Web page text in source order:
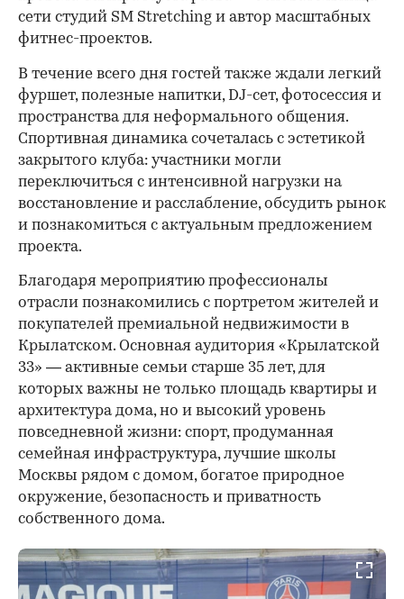
сети студий SM Stretching и автор масштабных
фитнес-проектов.
В течение всего дня гостей также ждали легкий
фуршет, полезные напитки, DJ-сет, фотосессия и
пространства для неформального общения.
Спортивная динамика сочеталась с эстетикой
закрытого клуба: участники могли
переключиться с интенсивной нагрузки на
восстановление и расслабление, обсудить рынок
и познакомиться с актуальным предложением
проекта.
Благодаря мероприятию профессионалы
отрасли познакомились с портретом жителей и
покупателей премиальной недвижимости в
Крылатском. Основная аудитория «Крылатской
33» — активные семьи старше 35 лет, для
которых важны не только площадь квартиры и
архитектура дома, но и высокий уровень
повседневной жизни: спорт, продуманная
семейная инфраструктура, лучшие школы
Москвы рядом с домом, богатое природное
окружение, безопасность и приватность
собственного дома.